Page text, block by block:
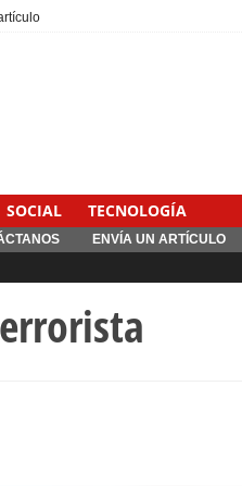
SOCIAL TECNOLOGÍA
ENVÍA UN ARTÍCULO